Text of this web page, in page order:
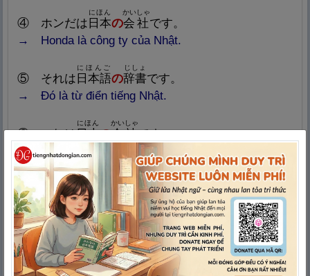
④ ホンだは 日 本
sự vật, sách
にほん
の会社
かいしゃ
です。
→ Honda là công ty của Nhật.
⑤ それは 日 本
sự vật, sách
語
にほんご
の辞書
じしょ
です。
→ Đó là từ điển tiếng Nhật.
⑥これは日本
Nghĩa: Gốc, rễ, cội nguồn của
sự vật, sách
にほん
の会社
かいしゃ
です。
→Đây là công ty của Nhật.
⑦ これは日本
Nghĩa: Gốc, rễ, cội nguồn của
sự vật, sách
語
にほんご
のウェブサイトです。
→Đây là website tiếng Nhật.
⑧ これは私
わたし
のです。
→Cái này là của tôi.